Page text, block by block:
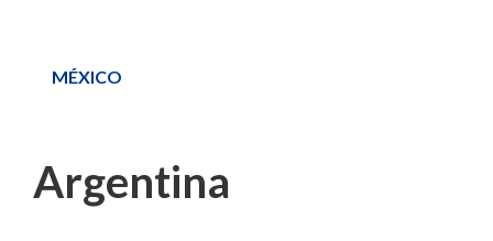
MÉXICO
Argentina